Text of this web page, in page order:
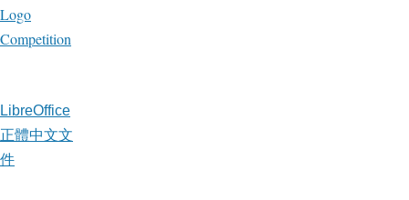
Logo
Competition
LibreOffice
正體中文文
件